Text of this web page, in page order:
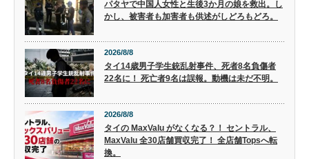
パタヤで中国人女性と生後3か月の娘を救出。し
かし、被害者も加害者も供述がしどろもどろ。
2026/8/8
タイ14歳男子学生銃乱射事件、死者8名負傷者
22名に！ 死亡者9名は誤報。動機は未だ不明。
2026/8/8
タイの MaxValu がなくなる？！ セントラル、
MaxValu 全30店舗買収完了！ 全店舗Topsへ転
換。